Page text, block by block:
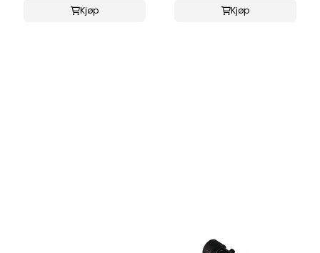
Kjøp Kjøp